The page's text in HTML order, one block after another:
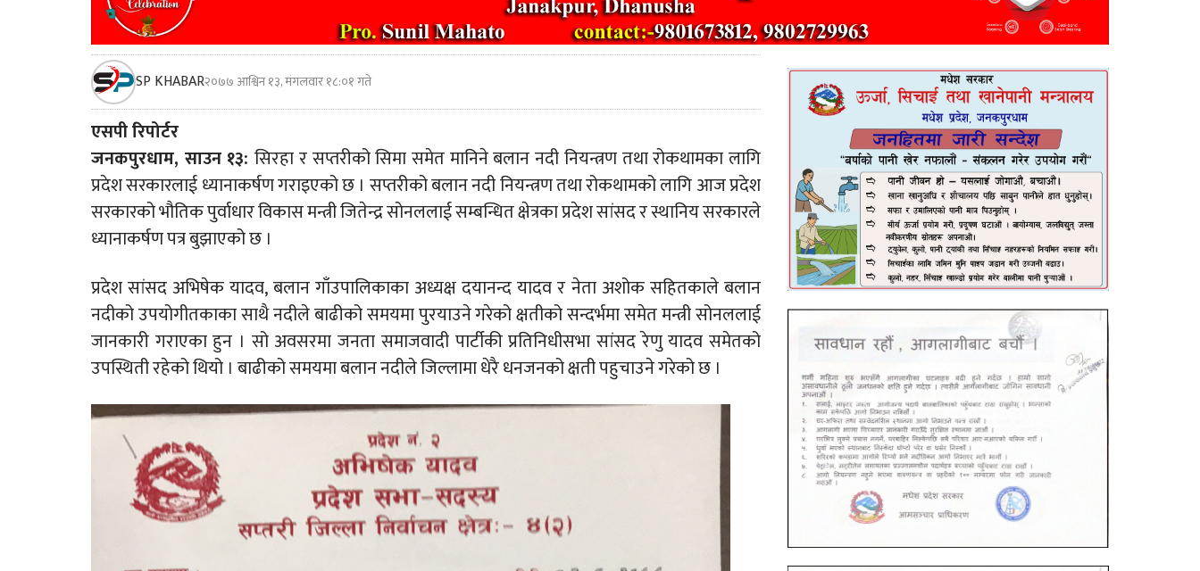
SP KHABAR२०७७ आश्विन १३, मंगलवार १८:०१ गते
एसपी रिपोर्टर
जनकपुरधाम, साउन १३:सिरहा र सप्तरीको सिमा समेत मानिने बलान नदी नियन्त्रण तथा रोकथामका लागि
प्रदेश सरकारलाई ध्यानाकर्षण गराइएको छ । सप्तरीको बलान नदी नियन्त्रण तथा रोकथामको लागि आज प्रदेश
सरकारको भौतिक पुर्वाधार विकास मन्त्री जितेन्द्र सोनललाई सम्बन्धित क्षेत्रका प्रदेश सांसद र स्थानिय सरकारले
ध्यानाकर्षण पत्र बुझाएको छ ।
प्रदेश सांसद अभिषेक यादव, बलान गाँउपालिकाका अध्यक्ष दयानन्द यादव र नेता अशोक सहितकाले बलान
नदीको उपयोगीतकाका साथै नदीले बाढीको समयमा पुरयाउने गरेको क्षतीको सन्दर्भमा समेत मन्त्री सोनललाई
जानकारी गराएका हुन । सो अवसरमा जनता समाजवादी पार्टीकी प्रतिनिधीसभा सांसद रेणु यादव समेतको
उपस्थिती रहेको थियो । बाढीको समयमा बलान नदीले जिल्लामा धेरै धनजनको क्षती पहुचाउने गरेको छ ।